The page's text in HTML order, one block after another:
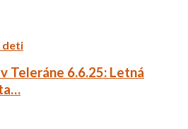
deti
Teleráne 6.6.25: Letná